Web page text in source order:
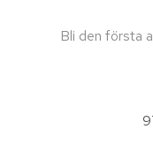
Bli den första